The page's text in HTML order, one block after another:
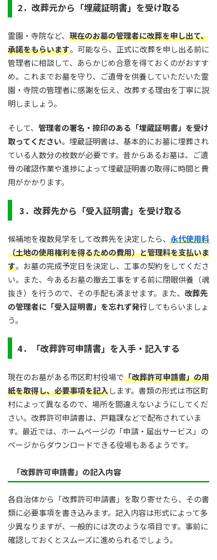
2．改葬元から「埋蔵証明書」を受け取る
霊園・寺院など、 現在のお墓の管理者に改葬を申し出て、
承諾をもらいます。可能なら、正式に改葬を申し出る前に
管理者に相談して、あらかじめ合意を得ておくのがおすす
め。これまでお墓を守り、ご遺骨を供養していただいた霊
園・寺院の管理者に感謝を伝え、改葬する理由を丁寧に説
明しましょう。
そして、 管理者の署名・捺印のある「埋蔵証明書」を受け
取ってください。埋蔵証明書は、基本的にお墓に埋葬され
ている人数分の枚数が必要です。昔からあるお墓は、ご遺
骨の確認作業や進捗によって埋蔵証明書の取得に時間と費
用がかかります。
3．改葬先から「受入証明書」を受け取る
候補地を複数見学をして改葬先を決定したら、 永代使用料
（土地の使用権利を得るための費用）と管理料を支払いま
す。お墓の完成予定日を決定し、工事の契約をしてくださ
い。また、今あるお墓の撤去工事をする前に閉眼供養（魂
抜き）を行うので、その手配も済ませます。また、 改葬先
の管理者に「受入証明書」を忘れず発行してもらいましょ
う。
4．「改葬許可申請書」を入手・記入する
現在のお墓がある市区町村役場で「改葬許可申請書」の用
紙を取得し、必要事項を記入します。書類の形式は市区町
村によって異なるので、場所を間違えないようにしてくだ
さい。改葬許可申請書は、戸籍課などで配布されていま
す。最近では、ホームページの「申請・届出サービス」の
ページからダウンロードできる役場もあるようです。
「改葬許可申請書」の記入内容
各自治体から「改葬許可申請書」を取り寄せたら、その書
類に必要事項を書き込みます。記入内容は形式によって多
少異なりますが、一般的には次のような項目です。事前に
確認しておくとスムーズに進められるでしょう。